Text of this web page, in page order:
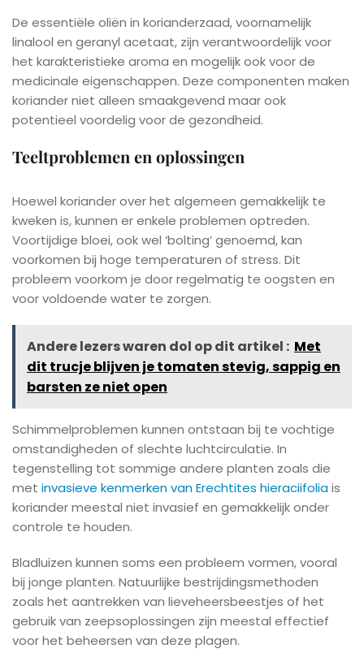
De essentiële oliën in korianderzaad, voornamelijk
linalool en geranyl acetaat, zijn verantwoordelijk voor
het karakteristieke aroma en mogelijk ook voor de
medicinale eigenschappen. Deze componenten maken
koriander niet alleen smaakgevend maar ook
potentieel voordelig voor de gezondheid.
Teeltproblemen en oplossingen
Hoewel koriander over het algemeen gemakkelijk te
kweken is, kunnen er enkele problemen optreden.
Voortijdige bloei, ook wel ‘bolting’ genoemd, kan
voorkomen bij hoge temperaturen of stress. Dit
probleem voorkom je door regelmatig te oogsten en
voor voldoende water te zorgen.
Andere lezers waren dol op dit artikel : Met
dit trucje blijven je tomaten stevig, sappig en
barsten ze niet open
Schimmelproblemen kunnen ontstaan bij te vochtige
omstandigheden of slechte luchtcirculatie. In
tegenstelling tot sommige andere planten zoals die
met invasieve kenmerken van Erechtites hieraciifoliais
koriander meestal niet invasief en gemakkelijk onder
controle te houden.
Bladluizen kunnen soms een probleem vormen, vooral
bij jonge planten. Natuurlijke bestrijdingsmethoden
zoals het aantrekken van lieveheersbeestjes of het
gebruik van zeepsoplossingen zijn meestal effectief
voor het beheersen van deze plagen.